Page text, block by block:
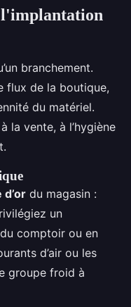
branchement.
flux de la boutique,
du matériel.
la vente, à l’hygiène
du magasin :
un
comptoir ou en
d’air ou les
groupe froid à